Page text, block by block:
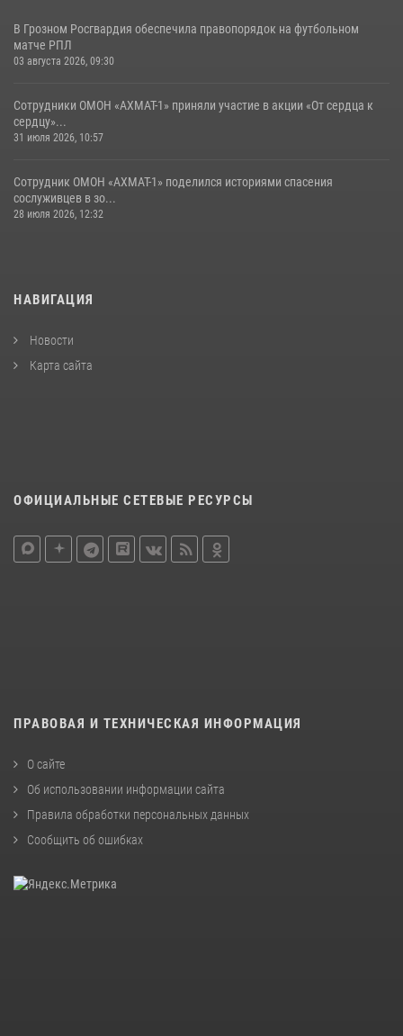
В Грозном Росгвардия обеспечила правопорядок на футбольном
матче РПЛ
03 августа 2026, 09:30
Сотрудники ОМОН «АХМАТ-1» приняли участие в акции «От сердца к
сердцу»...
31 июля 2026, 10:57
Сотрудник ОМОН «АХМАТ-1» поделился историями спасения
сослуживцев в зо...
28 июля 2026, 12:32
НАВИГАЦИЯ
Новости
Карта сайта
ОФИЦИАЛЬНЫЕ СЕТЕВЫЕ РЕСУРСЫ
ПРАВОВАЯ И ТЕХНИЧЕСКАЯ ИНФОРМАЦИЯ
О сайте
Об использовании информации сайта
Правила обработки персональных данных
Сообщить об ошибках